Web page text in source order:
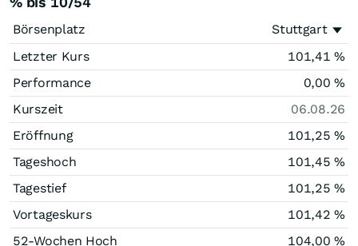
Börsenplatz
Stuttgart
Letzter Kurs
101,41 %
Performance
0,00%
Kurszeit
06.08.26
Eröffnung
101,25 %
Tageshoch
101,45 %
Tagestief
101,25 %
Vortageskurs
101,42%
52-Wochen Hoch
104,00%